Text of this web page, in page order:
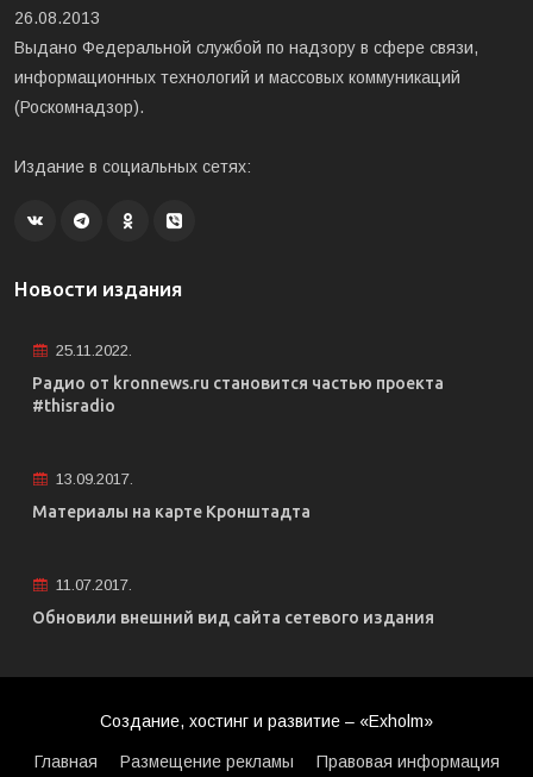
26.08.2013
Выдано Федеральной службой по надзору в сфере связи,
информационных технологий и массовых коммуникаций
(Роскомнадзор).
Издание в социальных сетях:
Новости издания
25.11.2022.
Радио от kronnews.ru становится частью проекта
#thisradio
13.09.2017.
Материалы на карте Кронштадта
11.07.2017.
Обновили внешний вид сайта сетевого издания
Создание, хостинг и развитие – «Exholm»
Главная Размещение рекламы Правовая информация